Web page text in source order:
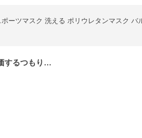
ーツマスク 洗える ポリウレタンマスク バ
するつもり…